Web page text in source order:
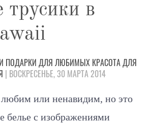
трусики в
ПОДАРКИ ДЛЯ ЛЮБИМЫХ КРАСОТАДЛЯ
| ВОСКРЕСЕНЬЕ, 30 МАРТА 2014
или ненавидим, но это
белье с изображениями